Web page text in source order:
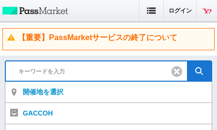
ログイン
【重要】PassMarketサービスの終了について
開催地を選択
GACCOH